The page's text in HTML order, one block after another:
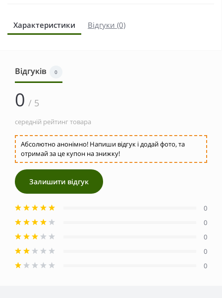
Характеристики Відгуки (0)
Відгуків 0
0 / 5
середній рейтинг товара
Абсолютно анонімно! Напиши відгук і додай фото, та
отримай за це купон на знижку!
Залишити відгук
0
0
0
0
0